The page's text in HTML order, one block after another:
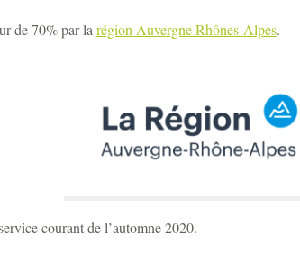
de 70% par la région Auvergne Rhônes-Alpes.
courant de l’automne 2020.